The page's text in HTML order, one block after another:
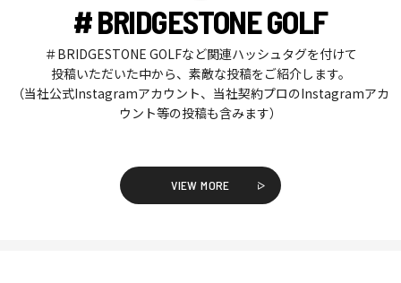
# BRIDGESTONE GOLF
＃BRIDGESTONE GOLFなど関連ハッシュタグを付けて
投稿いただいた中から、素敵な投稿をご紹介します。
（当社公式Instagramアカウント、当社契約プロのInstagramアカ
ウント等の投稿も含みます）
VIEW MORE